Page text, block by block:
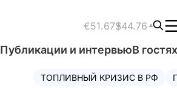
€51.67$44.76
Публикации и интервьюВ
ТОПЛИВНЫЙ КРИЗИС В РФ